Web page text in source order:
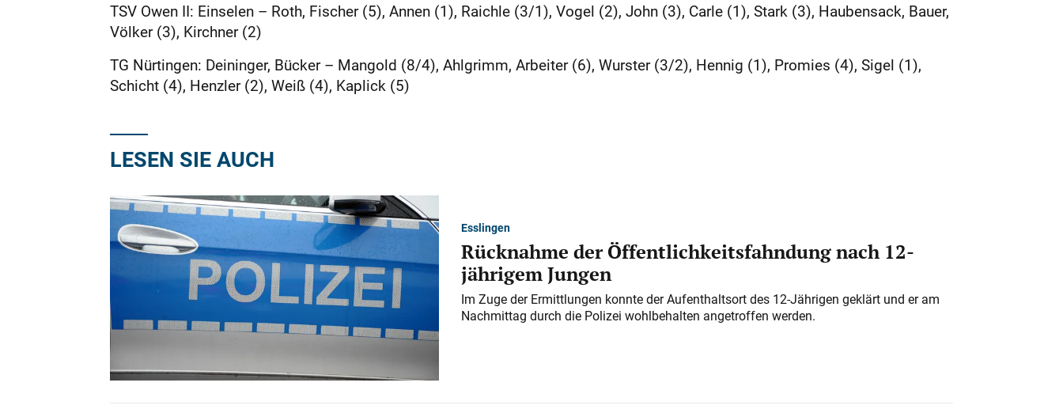
TSV Owen II: Einselen – Roth, Fischer (5), Annen (1), Raichle (3/1), Vogel (2), John (3), Carle (1), Stark (3), Haubensack, Bauer,
Völker (3), Kirchner (2)
TG Nürtingen: Deininger, Bücker – Mangold (8/4), Ahlgrimm, Arbeiter (6), Wurster (3/2), Hennig (1), Promies (4), Sigel (1),
Schicht (4), Henzler (2), Weiß (4), Kaplick (5)
LESEN SIE AUCH
Esslingen
Rücknahme der Öffentlichkeitsfahndung nach 12-
jährigem Jungen
Im Zuge der Ermittlungen konnte der Aufenthaltsort des 12-Jährigen geklärt und er am
Nachmittag durch die Polizei wohlbehalten angetroffen werden.